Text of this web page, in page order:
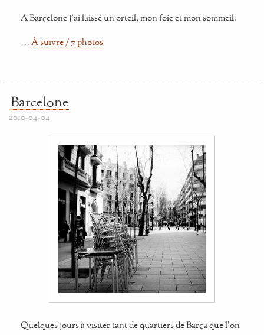
A Barçelone j'ai laissé un orteil, mon foie et mon sommeil.
… À suivre / 7 photos
Barcelone
2010-04-04
Quelques jours à visiter tant de quartiers de Barça que l'on